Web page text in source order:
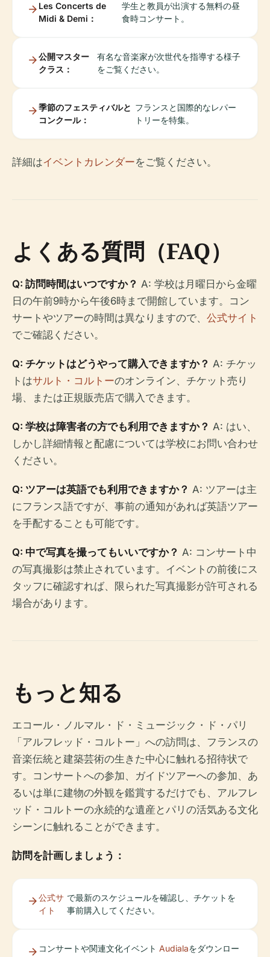
Les Concerts de
Midi & Demi：
学生と教員が出演する無料の昼
食時コンサート。
公開マスター
クラス：
有名な音楽家が次世代を指導する様子
をご覧ください。
季節のフェスティバルと
コンクール：
フランスと国際的なレパー
トリーを特集。
詳細はイベントカレンダーをご覧ください。
よくある質問（FAQ）
Q: 訪問時間はいつですか？ A: 学校は月曜日から金曜
日の午前9時から午後6時まで開館しています。コン
サートやツアーの時間は異なりますので、 公式サイト
でご確認ください。
Q: チケットはどうやって購入できますか？ A: チケッ
トはサルト・コルトーのオンライン、チケット売り
場、または正規販売店で購入できます。
Q: 学校は障害者の方でも利用できますか？ A: はい、
しかし詳細情報と配慮については学校にお問い合わせ
ください。
Q: ツアーは英語でも利用できますか？ A: ツアーは主
にフランス語ですが、事前の通知があれば英語ツアー
を手配することも可能です。
Q: 中で写真を撮ってもいいですか？ A: コンサート中
の写真撮影は禁止されています。イベントの前後にス
タッフに確認すれば、限られた写真撮影が許可される
場合があります。
もっと知る
エコール・ノルマル・ド・ミュージック・ド・パリ
「アルフレッド・コルトー」への訪問は、フランスの
音楽伝統と建築芸術の生きた中心に触れる招待状で
す。コンサートへの参加、ガイドツアーへの参加、あ
るいは単に建物の外観を鑑賞するだけでも、アルフレ
ッド・コルトーの永続的な遺産とパリの活気ある文化
シーンに触れることができます。
訪問を計画しましょう：
公式サ
イト
で最新のスケジュールを確認し、チケットを
事前購入してください。
コンサートや関連文化イベント Audialaをダウンロー